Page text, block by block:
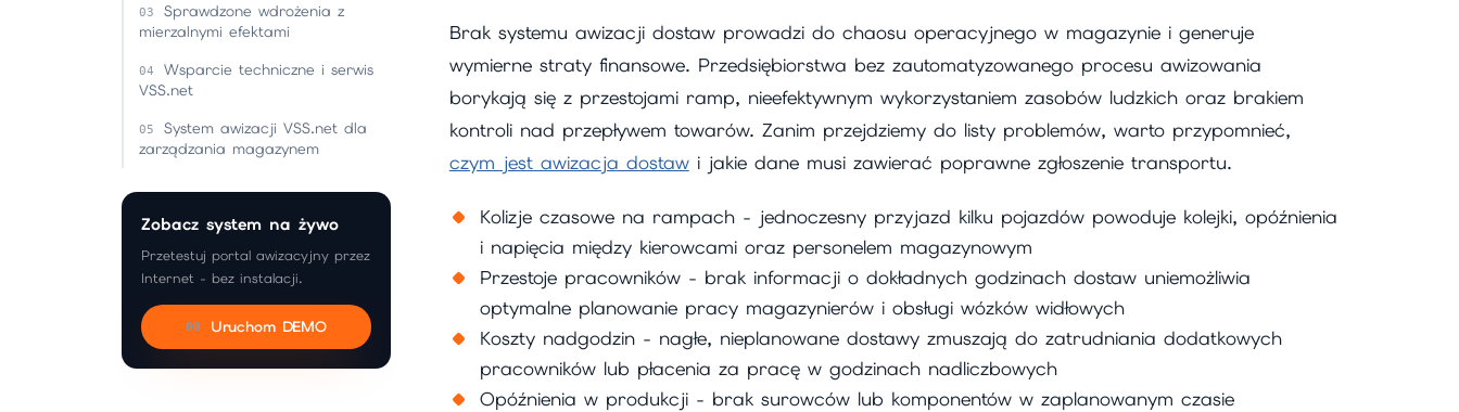
Sprawdzone wdrożenia z
mierzalnymi efektami
Wsparcie techniczne i serwis
VSS.net
System awizacji VSS.net dla
zarządzania magazynem
Zobacz system na żywo
Przetestuj portal awizacyjny przez
Internet - bez instalacji.
Uruchom DEMO
Brak systemu awizacji dostaw prowadzi do chaosu operacyjnego w magazynie i generuje
wymierne straty finansowe. Przedsiębiorstwa bez zautomatyzowanego procesu awizowania
borykają się z przestojami ramp, nieefektywnym wykorzystaniem zasobów ludzkich oraz brakiem
kontroli nad przepływem towarów. Zanim przejdziemy do listy problemów, warto przypomnieć,
czym jest awizacja dostawi jakie dane musi zawierać poprawne zgłoszenie transportu.
Kolizje czasowe na rampach - jednoczesny przyjazd kilku pojazdów powoduje kolejki, opóźnienia
i napięcia między kierowcami oraz personelem magazynowym
Przestoje pracowników - brak informacji o dokładnych godzinach dostaw uniemożliwia
optymalne planowanie pracy magazynierów i obsługi wózków widłowych
Koszty nadgodzin - nagłe, nieplanowane dostawy zmuszają do zatrudniania dodatkowych
pracowników lub płacenia za pracę w godzinach nadliczbowych
Opóźnienia w produkcji - brak surowców lub komponentów w zaplanowanym czasie